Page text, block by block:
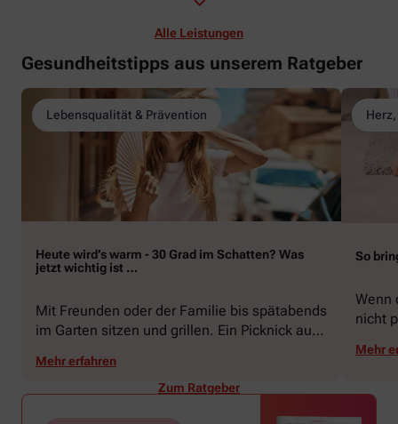
Alle Leistungen
Gesundheitstipps aus unserem Ratgeber
Lebensqualität & Prävention
Heute wird’s warm - 30 Grad im Schatten? Was
jetzt wichtig ist …
Mit Freunden oder der Familie bis spätabends
im Garten sitzen und grillen. Ein Picknick auf
den See gleiten oder eine Radtour durch die
blühende Landschaft unternehmen … Der
Mehr erfahren
So
Wenn
nicht
Mehr
Zum Ratgeber